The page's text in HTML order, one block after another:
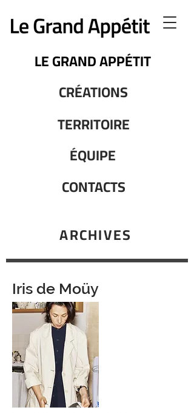
LE GRAND APPÉTIT
CRÉATIONS
TERRITOIRE
ÉQUIPE
CONTACTS
ARCHIVES
Iris de Moüy